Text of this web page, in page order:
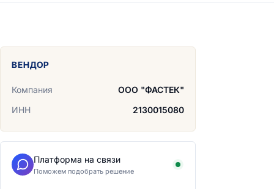
ВЕНДОР
Компания
ООО "ФАСТЕК"
ИНН
2130015080
Платформа на связи
Поможем подобрать решение